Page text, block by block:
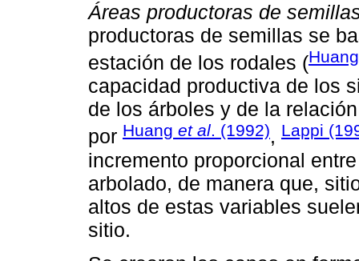
Áreas productoras de
productoras de semillas se
estación de los rodales (
capacidad productiva de los
de los árboles y de la
por Huang et al. (1992), Lappi
incremento proporcional
arbolado, de manera que,
altos de estas variables
sitio.